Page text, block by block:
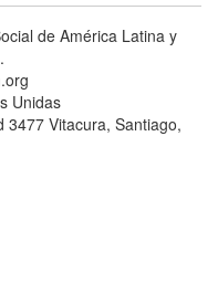
de América Latina y
Unidas
3477 Vitacura, Santiago,